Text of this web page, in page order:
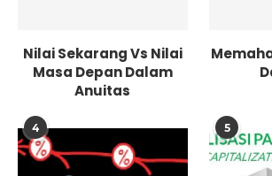
Nilai Sekarang Vs Nilai
Masa Depan Dalam
Anuitas
4 5